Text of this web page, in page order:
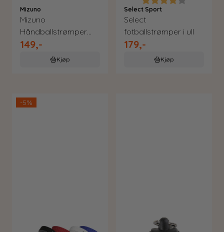
Mizuno
Mizuno
Håndballstrømper
svart
149,-
Kjøp
Select Sport
Select
fotballstrømper i ull
179,-
Kjøp
-5%